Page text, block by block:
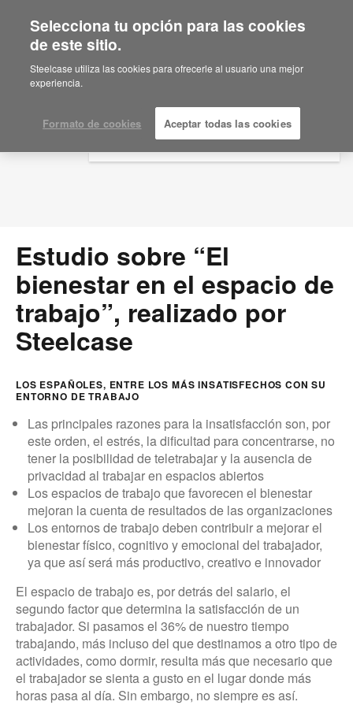
Are you in United States?
Would you like to see Products we sell in
your region?
English
Español
Press Releases
Estudio sobre “El
bienestar en el espacio de
trabajo”, realizado por
Steelcase
LOS ESPAÑOLES, ENTRE LOS MÁS INSATISFECHOS CON SU
ENTORNO DE TRABAJO
Las principales razones para la insatisfacción son, por
este orden, el estrés, la dificultad para concentrarse, no
tener la posibilidad de teletrabajar y la ausencia de
privacidad al trabajar en espacios abiertos
Los espacios de trabajo que favorecen el bienestar
mejoran la cuenta de resultados de las organizaciones
Los entornos de trabajo deben contribuir a mejorar el
bienestar físico, cognitivo y emocional del trabajador,
ya que así será más productivo, creativo e innovador
El espacio de trabajo es, por detrás del salario, el
segundo factor que determina la satisfacción de un
trabajador. Si pasamos el 36% de nuestro tiempo
trabajando, más incluso del que destinamos a otro tipo de
actividades, como dormir, resulta más que necesario que
el trabajador se sienta a gusto en el lugar donde más
horas pasa al día. Sin embargo, no siempre es así.
Selecciona tu opción para las cookies
de este sitio.
Steelcase utiliza las cookies para ofrecerle al usuario una mejor
experiencia.
Formato de cookies Aceptar todas las cookies